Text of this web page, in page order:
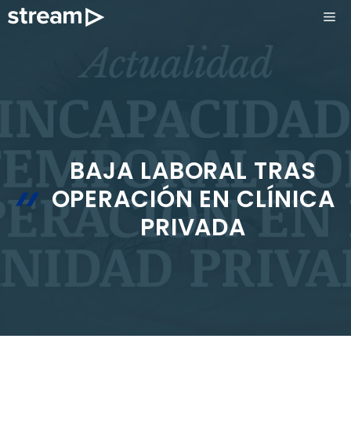
Saltar
BAJA LABORAL TRAS
OPERACIÓN EN CLÍNICA
PRIVADA